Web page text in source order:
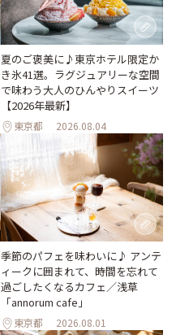
夏のご褒美に♪東京ホテル限定か
き氷41選。ラグジュアリーな空間
で味わう大人のひんやりスイーツ
【2026年最新】
東京都 2026.08.04
季節のパフェを味わいに♪ アンテ
ィークに囲まれて、時間を忘れて
過ごしたくなるカフェ／浅草
「annorum cafe」
東京都 2026.08.01